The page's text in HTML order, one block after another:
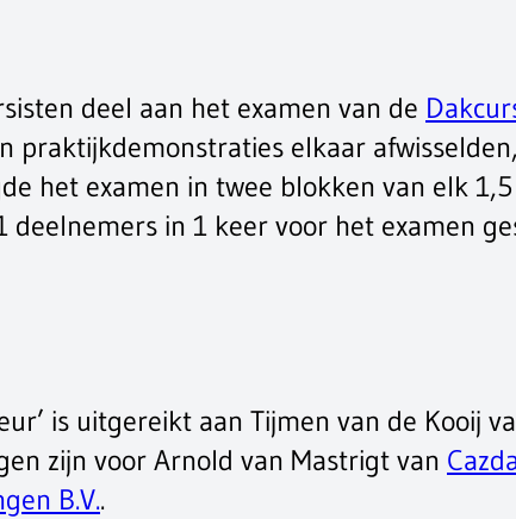
deel aan het examen van de
praktijkdemonstraties elkaar
het examen in twee blokken van elk
deelnemers in 1 keer voor het examen
is uitgereikt aan Tijmen van de Kooij
zijn voor Arnold van Mastrigt van
B.V..